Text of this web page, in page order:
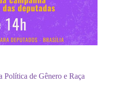
de Gênero e Raça